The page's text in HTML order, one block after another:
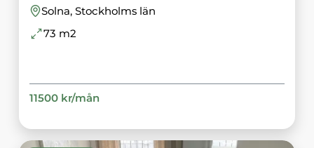
Solna, Stockholms län
73 m2
11500kr/mån